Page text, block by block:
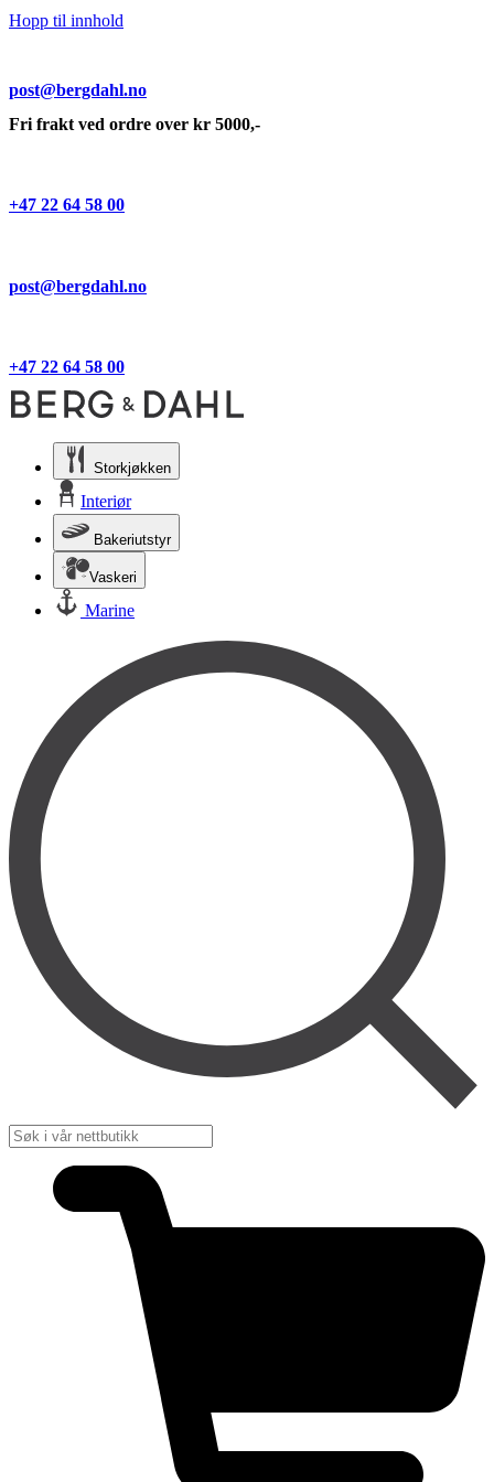
Hopp til innhold
post@bergdahl.no
Fri frakt ved ordre over kr 5000,-
+47 22 64 58 00
post@bergdahl.no
+47 22 64 58 00
Storkjøkken
Interiør
Bakeriutstyr
Vaskeri
Marine